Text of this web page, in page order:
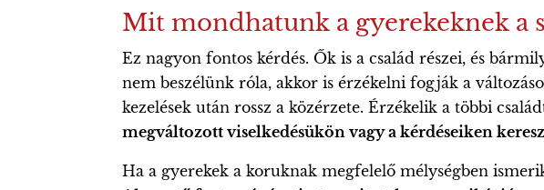
Mit mondhatunk a gyerekeknek a
Ez nagyon fontos kérdés. Ők is a család részei, és
nem beszélünk róla, akkor is érzékelni fogják a
kezelések után rossz a közérzete. Érzékelik a többi
megváltozott viselkedésükön vagy a kérdéseiken
Ha a gyerekek a koruknak megfelelő mélységben